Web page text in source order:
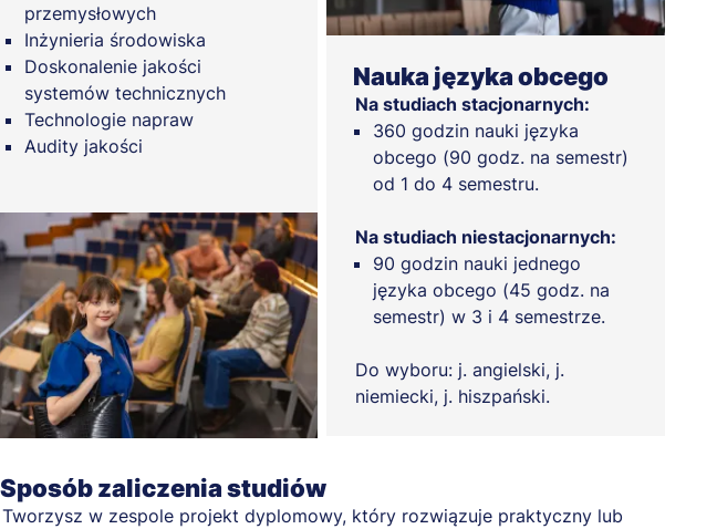
przemysłowych
Inżynieria środowiska
Doskonalenie jakości
systemów technicznych
Technologie napraw
Audity jakości
Nauka języka obcego
Na studiach stacjonarnych:
360 godzin nauki języka
obcego (90 godz. na semestr)
od 1 do 4 semestru.
Na studiach niestacjonarnych:
90 godzin nauki jednego
języka obcego (45 godz. na
semestr) w 3 i 4 semestrze.
Do wyboru: j. angielski, j.
niemiecki, j. hiszpański.
Sposób zaliczenia studiów
Tworzysz w zespole projekt dyplomowy, który rozwiązuje praktyczny lub